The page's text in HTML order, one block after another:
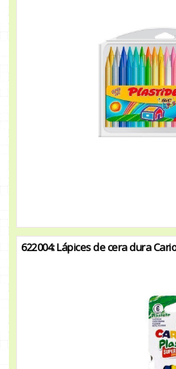
622004: Lápices de cera dura